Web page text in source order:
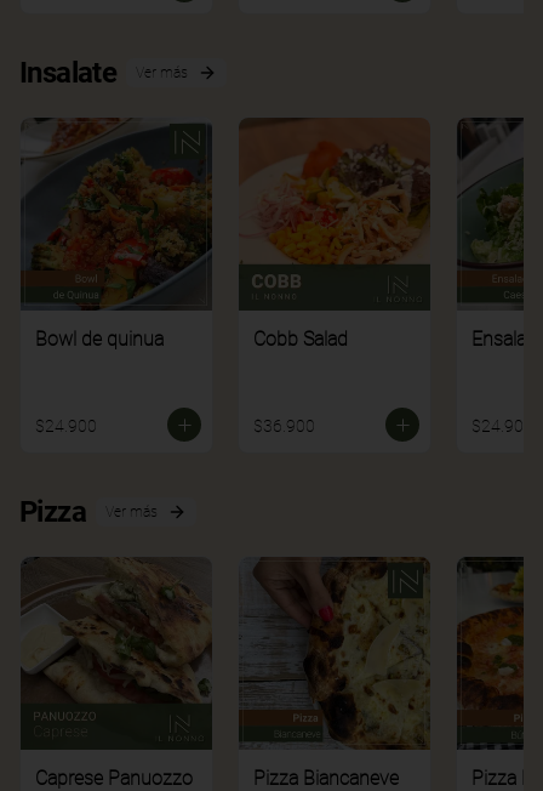
Insalate Ver más
Bowl de quinua
$24.900
Cobb Salad
$36.900 $24.900
Pizza Ver más
Caprese Panuozzo Pizza Biancaneve Pizza